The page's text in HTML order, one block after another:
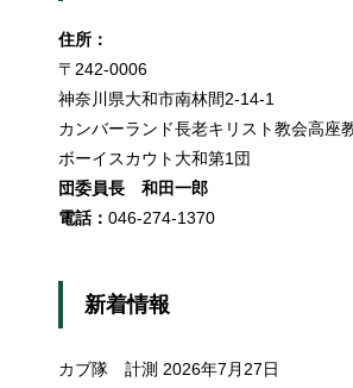
住所：
〒242-0006
神奈川県大和市南林間2-14-1
カンバーランド長老キリスト教会高座
ボーイスカウト大和第1団
団委員長 和田一郎
電話： 046-274-1370
新着情報
カブ隊 計測 2026年7月27日